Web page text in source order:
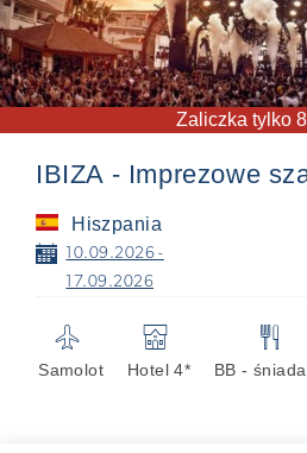
Zaliczka tylko
IBIZA - Imprezowe
Hiszpania
📅
10.09.2026 -
17.09.2026
✈
Samolot
🏨
Hotel 4*
🍴
BB -